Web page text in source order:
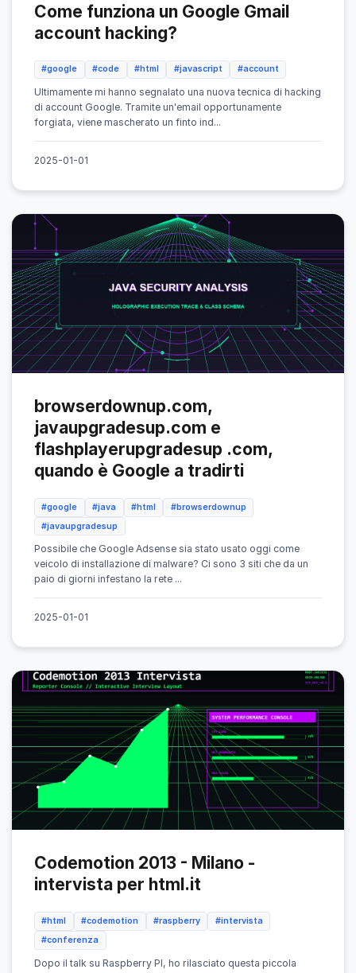
Come funziona un Google Gmail
account hacking?
#google #code #html #javascript #account
Ultimamente mi hanno segnalato una nuova tecnica di hacking
di account Google. Tramite un'email opportunamente
forgiata, viene mascherato un finto ind...
2025-01-01
browserdownup.com,
javaupgradesup.com e
flashplayerupgradesup .com,
quando è Google a tradirti
#google #java #html
#browserdownup
#javaupgradesup
Possibile che Google Adsense sia stato usato oggi come
veicolo di installazione di malware? Ci sono 3 siti che da un
paio di giorni infestano la rete ...
2025-01-01
Codemotion 2013 - Milano -
intervista per html.it
#html #codemotion #raspberry
#intervista
#conferenza
Dopo il talk su Raspberry PI, ho rilasciato questa piccola